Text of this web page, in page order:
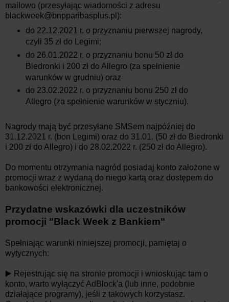
mailowo (przesyłając wiadomości z adresu
blackweek@bnpparibasplus.pl):
do 22.12.2021 r. o przyznaniu pierwszej nagrody,
czyli 35 zł do Legimi;
do 26.01.2022 r. o przyznaniu bonu 50 zł do
Biedronki i 200 zł do Allegro (za spełnienie
warunków w grudniu) oraz
do 23.02.2022 r. o przyznaniu bonu 250 zł do
Allegro (za spełnienie warunków w styczniu).
Nagrody mają być przesyłane SMSem najpóźniej do
31.12.2021 r. (bon Legimi) oraz do 31.01. (50 zł do Biedronki
i 200 zł do Allegro) i do 28.02.2022 r. (250 zł do Allegro).
Do momentu otrzymania nagród posiadaj konto założone w
promocji wraz z wydaną do niego kartą oraz dostępem do
bankowości elektronicznej.
Przydatne wskazówki dla uczestników
promocji "Black Week z Bankiem"
Spełniając warunki niniejszej promocji, pamiętaj o
wytycznych:
▶️ Rejestrując się na stronie promocji i wnioskując tam o
konto, warto wyłączyć AdBlock'a (lub inne, podobnie
działające programy), jeśli z takowych korzystasz.